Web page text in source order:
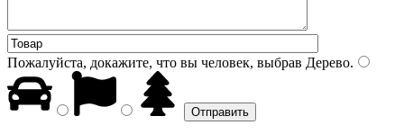
Пожалуйста, докажите, что вы человек, выбрав Дерево.